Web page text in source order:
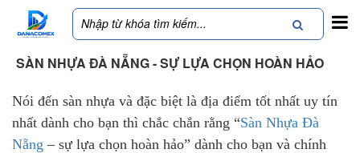
SÀN NHỰA ĐÀ NẴNG - SỰ LỰA CHỌN HOÀN HẢO
Nói đến sàn nhựa và đặc biệt là địa điểm tốt nhất uy tín
nhất dành cho bạn thì chắc chắn rằng “Sàn Nhựa Đà
Nẵng – sự lựa chọn hoàn hảo” dành cho bạn và chính